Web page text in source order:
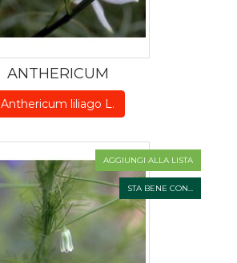
ANTHERICUM
Anthericum liliago L.
AGGIUNGI ALLA LISTA
STA BENE CON...